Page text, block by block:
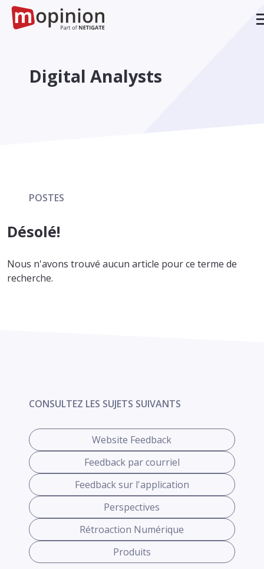
Digital Analysts
POSTES
Désolé!
Nous n'avons trouvé aucun article pour ce terme de
recherche.
CONSULTEZ LES SUJETS SUIVANTS
Website Feedback
Feedback par courriel
Feedback sur l'application
Perspectives
Rétroaction Numérique
Produits